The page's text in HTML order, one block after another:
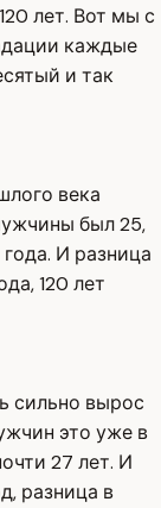
лет. Вот мы с
каждые
и так
века
был 25,
И разница
120 лет
сильно вырос
это уже в
27 лет. И
разница в